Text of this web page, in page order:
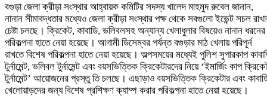
বগুড়া জেলা ক্রীড়া সংস্থার আহ্বায়ক কমিটির সদস্য খালেদ মাহমুদ রুবেল জানান,
নানান সীমাবদ্ধতার মধ্যেও জেলা ক্রীড়া সংস্থার পক্ষ থেকে সবগুলো ইভেন্ট সচল
চেষ্টা চলছে। ক্রিকেট, কাবাডি, ভলিবলসহ অন্যান্য খেলাধুলার বিষয়েও নানান ধরনের
পরিকল্পনা হাতে নেয়া হয়েছে। আগামী ডিসেম্বর পর্যন্ত বগুড়ার মাঠ খেলায় পরিপূর্ন
রাখতে বিশেষ পরিকল্পনা হাতে নেয়া হয়েছে। অল্পসময়ের মধ্যেই পুলিশ সুপারকাপ
টুর্নামেন্ট, ভলিবল টুর্নামেন্ট এবং বয়সভিত্তিক ক্রিকেটারদের নিয়ে ‘ইমার্জিং কাপ
টুর্নামেন্ট’ আয়োজনের প্রস্তু তি চলছে। এছাড়াও বয়সভিত্তিক ক্রিকেটার এবং
খেলোয়াড়দের জন্য বিশেষ প্রশিক্ষণ ক্যাম্প করার পরিকল্পনা হাতে নেয়া হয়েছে।